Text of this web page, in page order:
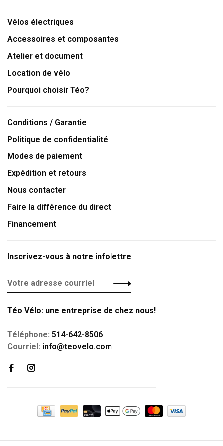
Vélos électriques
Accessoires et composantes
Atelier et document
Location de vélo
Pourquoi choisir Téo?
Conditions / Garantie
Politique de confidentialité
Modes de paiement
Expédition et retours
Nous contacter
Faire la différence du direct
Financement
Inscrivez-vous à notre infolettre
Téo Vélo: une entreprise de chez nous!
Téléphone: 514-642-8506
Courriel: info@teovelo.com